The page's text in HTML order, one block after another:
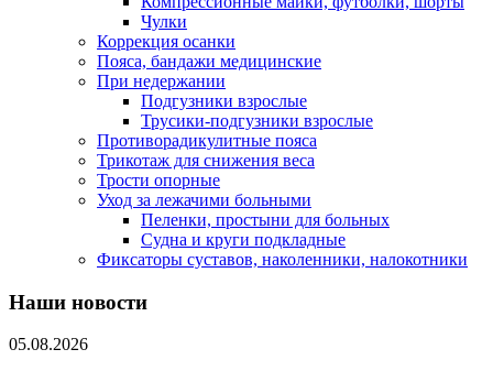
Чулки
Коррекция осанки
Пояса, бандажи медицинские
При недержании
Подгузники взрослые
Трусики-подгузники взрослые
Противорадикулитные пояса
Трикотаж для снижения веса
Трости опорные
Уход за лежачими больными
Пеленки, простыни для больных
Судна и круги подкладные
Фиксаторы суставов, наколенники, налокотники
Наши новости
05.08.2026